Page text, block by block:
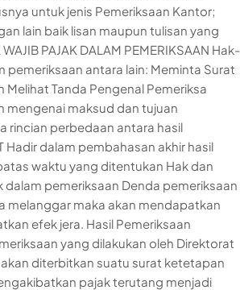
untuk jenis Pemeriksaan Kantor;
lain baik lisan maupun tulisan yang
PAJAK DALAM PEMERIKSAAN Hak-
pemeriksaan antara lain: Meminta Surat
Melihat Tanda Pengenal Pemeriksa
mengenai maksud dan tujuan
rincian perbedaan antara hasil
Hadir dalam pembahasan akhir hasil
waktu yang ditentukan Hak dan
dalam pemeriksaan Denda pemeriksaan
melanggar maka akan mendapatkan
efek jera. Hasil Pemeriksaan
yang dilakukan oleh Direktorat
akan diterbitkan suatu surat ketetapan
pajak terutang menjadi